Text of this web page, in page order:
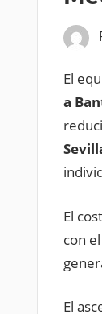
El
a
El
con
El